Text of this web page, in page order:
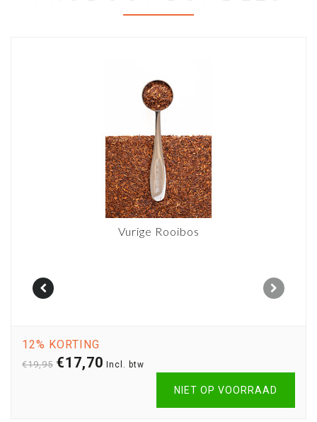
Vurige Rooibos
12% KORTING
€19,95 €17,70 Incl. btw
NIET OP VOORRAAD